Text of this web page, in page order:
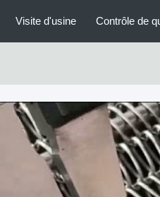
Visite d'usine Contrôle de